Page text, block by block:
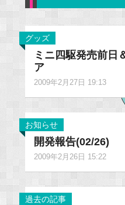
グッズ
ミニ四駆発売前日
ア
2009年2月27日 19:13
お知らせ
開発報告(02/26)
2009年2月26日 15:22
過去の記事